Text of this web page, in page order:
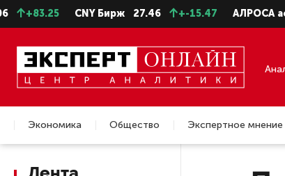
CNY Бирж 27.46 +-15.47 АЛРОСА ао 22.99
Экономика Общество Экспертное мнение
Недвижимость